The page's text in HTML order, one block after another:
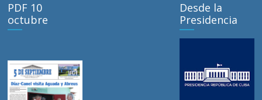
PDF 10
octubre
Desde la
Presidencia